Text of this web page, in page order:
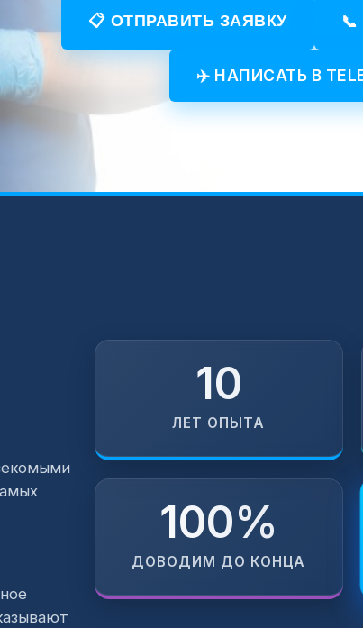
📋 ОТПРАВИТЬ ЗАЯВКУ
✈️ НАПИСАТЬ В
10
ЛЕТ ОПЫТА
100%
ДОВОДИМ ДО КОНЦА